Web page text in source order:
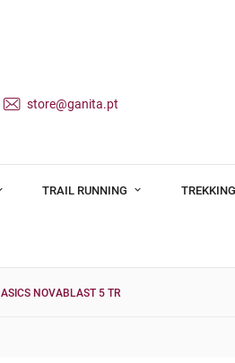
store@ganita.pt
TRAIL RUNNING
ASICS NOVABLAST 5 TR